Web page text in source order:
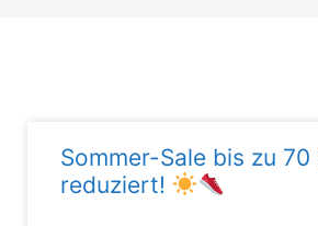
Sommer-Sale bis zu 70
reduziert!